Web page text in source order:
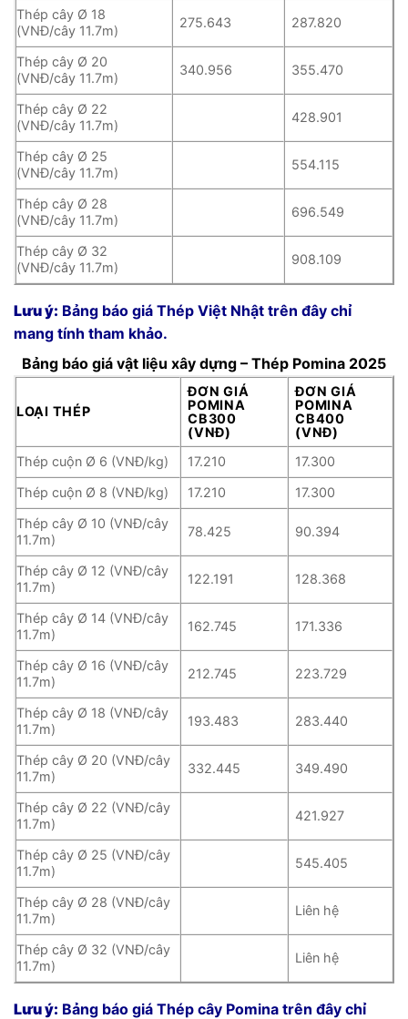
Thép cây Ø 18
(VNĐ/cây 11.7m)
275.643 287.820
Thép cây Ø 20
(VNĐ/cây 11.7m)
340.956 355.470
Thép cây Ø 22
(VNĐ/cây 11.7m)
428.901
Thép cây Ø 25
(VNĐ/cây 11.7m)
554.115
Thép cây Ø 28
(VNĐ/cây 11.7m)
696.549
Thép cây Ø 32
(VNĐ/cây 11.7m)
908.109
Lưu ý: Bảng báo giá Thép Việt Nhật trên đây chỉ
mang tính tham khảo.
Bảng báo giá vật liệu xây dựng – Thép Pomina 2025
LOẠI THÉP
ĐƠN GIÁ
POMINA
CB300
(VNĐ)
ĐƠN GIÁ
POMINA
CB400
(VNĐ)
Thép cuộn Ø 6 (VNĐ/kg)
17.210
17.300
Thép cuộn Ø 8 (VNĐ/kg)
17.210
17.300
Thép cây Ø 10 (VNĐ/cây
11.7m)
78.425 90.394
Thép cây Ø 12 (VNĐ/cây
11.7m)
122.191 128.368
Thép cây Ø 14 (VNĐ/cây
11.7m)
162.745 171.336
Thép cây Ø 16 (VNĐ/cây
11.7m)
212.745 223.729
Thép cây Ø 18 (VNĐ/cây
11.7m)
193.483 283.440
Thép cây Ø 20 (VNĐ/cây
11.7m)
332.445 349.490
Thép cây Ø 22 (VNĐ/cây
11.7m)
421.927
Thép cây Ø 25 (VNĐ/cây
11.7m)
545.405
Thép cây Ø 28 (VNĐ/cây
11.7m)
Liên hệ
Thép cây Ø 32 (VNĐ/cây
11.7m)
Liên hệ
Lưu ý: Bảng báo giá Thép cây Pomina trên đây chỉ